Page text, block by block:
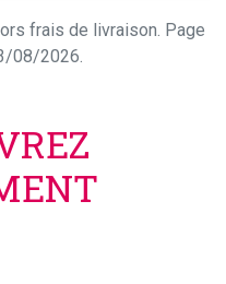
frais de livraison. Page
08/2026.